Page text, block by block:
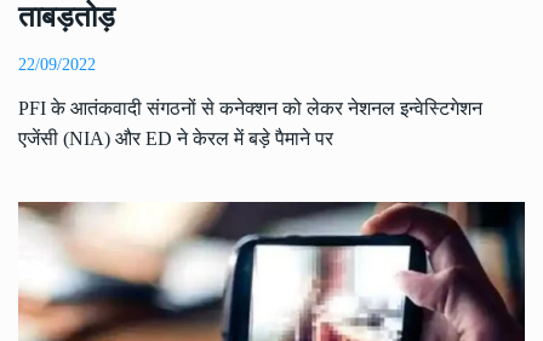
ताबड़तोड़
22/09/2022
PFI के आतंकवादी संगठनों से कनेक्शन को लेकर नेशनल इन्वेस्टिगेशन
एजेंसी (NIA) और ED ने केरल में बड़े पैमाने पर